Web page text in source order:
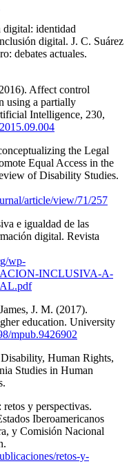
digital: identidad
digital. J. C. Suárez
debates actuales.
Affect control
using a partially
Intelligence, 230,
the Legal
Equal Access in the
of Disability Studies.
article/view/71/257
e igualdad de las
digital. Revista
wp-
INCLUSIVA-A-
J. M. (2017).
education. University
mpub.9426902
Human Rights,
Studies in Human
y perspectivas.
Iberoamericanos
y Comisión Nacional
retos-y-